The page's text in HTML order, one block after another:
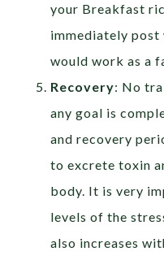
your Breakfast
immediately
would work as a
Recovery: No
any goal is
and recovery
to excrete toxin
body. It is very
levels of the
also increases